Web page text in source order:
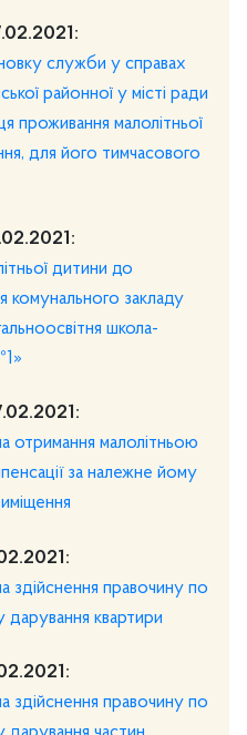
служби у справах
районної у місті ради
проживання малолітньої
для його тимчасового
дитини до
комунального закладу
школа-
отримання малолітньою
за належне йому
здійснення правочину по
квартири
здійснення правочину по